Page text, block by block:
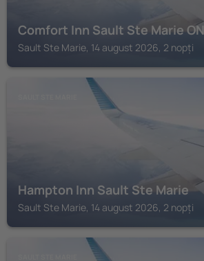
Comfort Inn Sault Ste Marie ON
Sault Ste Marie, 14 august 2026, 2 nopți
Hampton Inn Sault Ste Marie
Sault Ste Marie, 14 august 2026, 2 nopți